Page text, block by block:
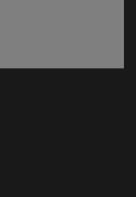
ventana)
ventana)